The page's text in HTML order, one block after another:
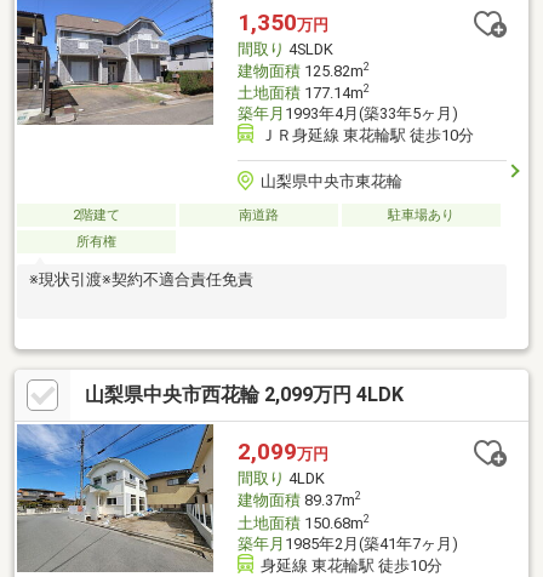
ができます。家族みんなで豊かな生活を創造できるお家です。是
非一度ご内覧ください。
1,350万円
間取り 4SLDK
建物面積125.82m2
土地面積177.14m2
築年月 1993年4月(築33年5ヶ月)
ＪＲ身延線 東花輪駅 徒歩10分
山梨県中央市東花輪
2階建て 南道路
駐車場あり
所有権
※現状引渡※契約不適合責任免責
山梨県中央市西花輪 2,099万円 4LDK
2,099万円
間取り 4LDK
建物面積89.37m2
土地面積150.68m2
築年月 1985年2月(築41年7ヶ月)
身延線 東花輪駅 徒歩10分